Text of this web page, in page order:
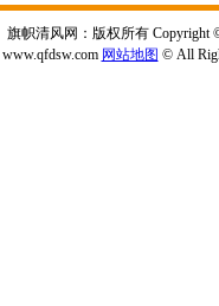
旗帜清风网：版权所有 Copyright
www.qfdsw.com 网站地图 © All